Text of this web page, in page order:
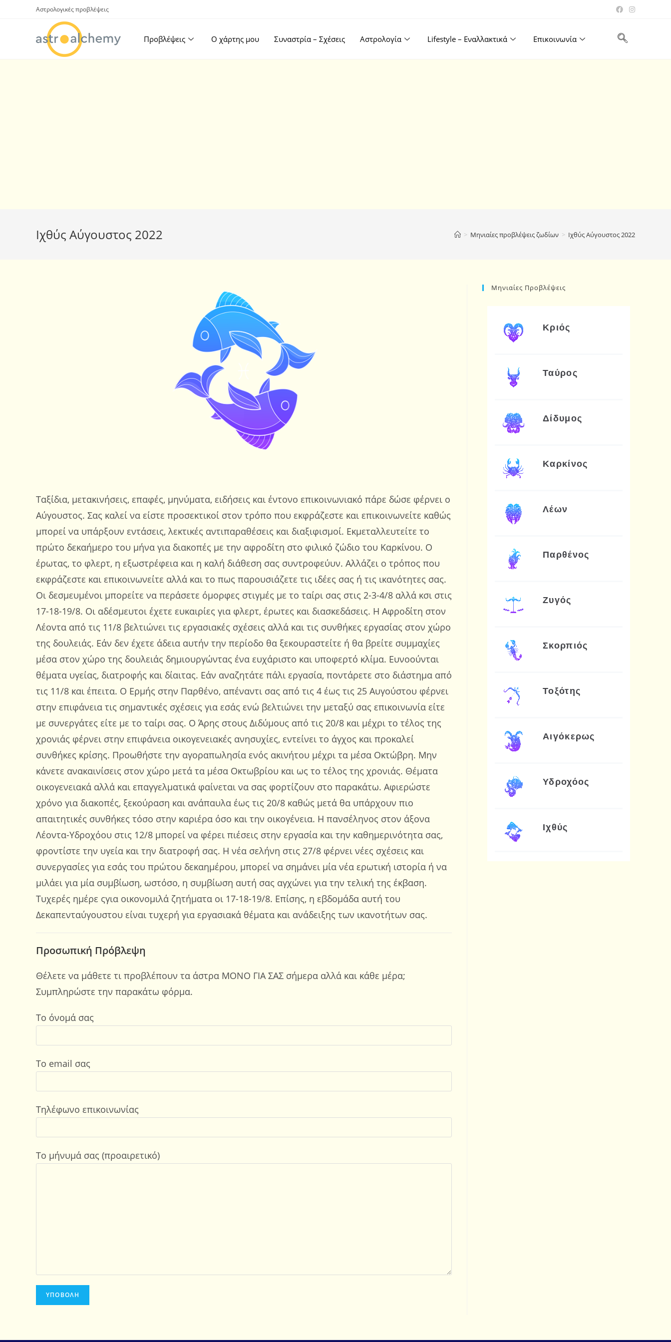
Αστρολογικές προβλέψεις
Προβλέψεις Ο χάρτης μου Συναστρία – Σχέσεις Αστρολογία Lifestyle – Εναλλακτικά Επικοινωνία
Ιχθύς Αύγουστος 2022 > Μηνιαίες προβλέψεις ζωδίων > Ιχθύς Αύγουστος 2022
Ταξίδια, μετακινήσεις, επαφές, μηνύματα, ειδήσεις και έντονο επικοινωνιακό πάρε δώσε φέρνει ο
Αύγουστος. Σας καλεί να είστε προσεκτικοί στον τρόπο που εκφράζεστε και επικοινωνείτε καθώς
μπορεί να υπάρξουν εντάσεις, λεκτικές αντιπαραθέσεις και διαξιφισμοί. Εκμεταλλευτείτε το
πρώτο δεκαήμερο του μήνα για διακοπές με την αφροδίτη στο φιλικό ζώδιο του Καρκίνου. Ο
έρωτας, το φλερτ, η εξωστρέφεια και η καλή διάθεση σας συντροφεύυν. Αλλάζει ο τρόπος που
εκφράζεστε και επικοινωνείτε αλλά και το πως παρουσιάζετε τις ιδέες σας ή τις ικανότητες σας.
Οι δεσμευμένοι μπορείτε να περάσετε όμορφες στιγμές με το ταίρι σας στις 2-3-4/8 αλλά κσι στις
17-18-19/8. Οι αδέσμευτοι έχετε ευκαιρίες για φλερτ, έρωτες και διασκεδάσεις. Η Αφροδίτη στον
Λέοντα από τις 11/8 βελτιώνει τις εργασιακές σχέσεις αλλά και τις συνθήκες εργασίας στον χώρο
της δουλειάς. Εάν δεν έχετε άδεια αυτήν την περίοδο θα ξεκουραστείτε ή θα βρείτε συμμαχίες
μέσα στον χώρο της δουλειάς δημιουργώντας ένα ευχάριστο και υποφερτό κλίμα. Ευνοούνται
θέματα υγείας, διατροφής και δίαιτας. Εάν αναζητάτε πάλι εργασία, ποντάρετε στο διάστημα από
τις 11/8 και έπειτα. Ο Ερμής στην Παρθένο, απέναντι σας από τις 4 έως τις 25 Αυγούστου φέρνει
στην επιφάνεια τις σημαντικές σχέσεις για εσάς ενώ βελτιώνει την μεταξύ σας επικοινωνία είτε
με συνεργάτες είτε με το ταίρι σας. Ο Άρης στους Διδύμους από τις 20/8 και μέχρι το τέλος της
χρονιάς φέρνει στην επιφάνεια οικογενειακές ανησυχίες, εντείνει το άγχος και προκαλεί
συνθήκες κρίσης. Προωθήστε την αγοραπωλησία ενός ακινήτου μέχρι τα μέσα Οκτώβρη. Μην
κάνετε ανακαινίσεις στον χώρο μετά τα μέσα Οκτωβρίου και ως το τέλος της χρονιάς. Θέματα
οικογενειακά αλλά και επαγγελματικά φαίνεται να σας φορτίζουν στο παρακάτω. Αφιερώστε
χρόνο για διακοπές, ξεκούραση και ανάπαυλα έως τις 20/8 καθώς μετά θα υπάρχουν πιο
απαιτητικές συνθήκες τόσο στην καριέρα όσο και την οικογένεια. Η πανσέληνος στον άξονα
Λέοντα-Υδροχόου στις 12/8 μπορεί να φέρει πιέσεις στην εργασία και την καθημερινότητα σας,
φροντίστε την υγεία και την διατροφή σας. Η νέα σελήνη στις 27/8 φέρνει νέες σχέσεις και
συνεργασίες για εσάς του πρώτου δεκαημέρου, μπορεί να σημάνει μία νέα ερωτική ιστορία ή να
μιλάει για μία συμβίωση, ωστόσο, η συμβίωση αυτή σας αγχώνει για την τελική της έκβαση.
Τυχερές ημέρε ςγια οικονομιλά ζητήματα οι 17-18-19/8. Επίσης, η εβδομάδα αυτή του
Δεκαπενταύγουστου είναι τυχερή για εργασιακά θέματα και ανάδειξης των ικανοτήτων σας.
Προσωπική Πρόβλεψη
Θέλετε να μάθετε τι προβλέπουν τα άστρα ΜΟΝΟ ΓΙΑ ΣΑΣ σήμερα αλλά και κάθε μέρα;
Συμπληρώστε την παρακάτω φόρμα.
Το όνομά σας
Το email σας
Τηλέφωνο επικοινωνίας
Το μήνυμά σας (προαιρετικό)
Μηνιαίες Προβλέψεις
Κριός
Ταύρος
Δίδυμος
Καρκίνος
Λέων
Παρθένος
Ζυγός
Σκορπιός
Τοξότης
Αιγόκερως
Υδροχόος
Ιχθύς